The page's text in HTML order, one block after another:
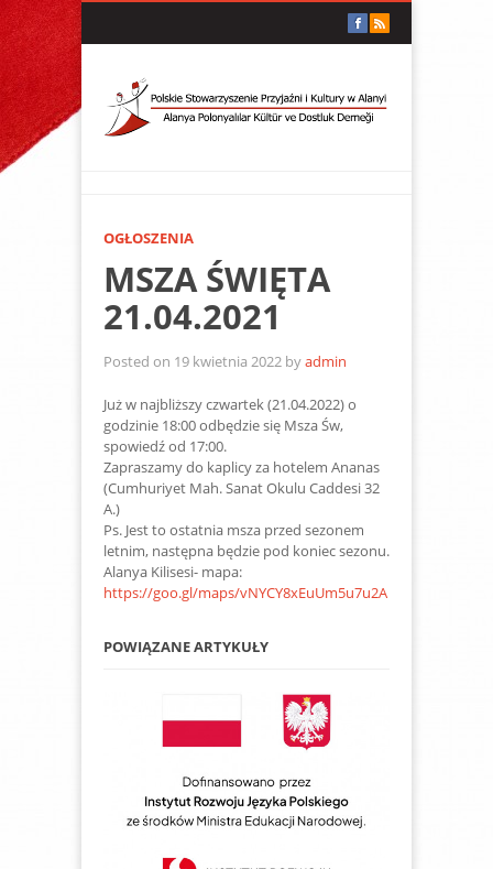
OGŁOSZENIA
MSZA ŚWIĘTA
21.04.2021
Posted on 19 kwietnia 2022 byadmin
Już w najbliższy czwartek (21.04.2022) o
godzinie 18:00 odbędzie się Msza Św,
spowiedź od 17:00.
Zapraszamy do kaplicy za hotelem Ananas
(Cumhuriyet Mah. Sanat Okulu Caddesi 32
A.)
Ps. Jest to ostatnia msza przed sezonem
letnim, następna będzie pod koniec sezonu.
Alanya Kilisesi- mapa:
https://goo.gl/maps/vNYCY8xEuUm5u7u2A
POWIĄZANE ARTYKUŁY